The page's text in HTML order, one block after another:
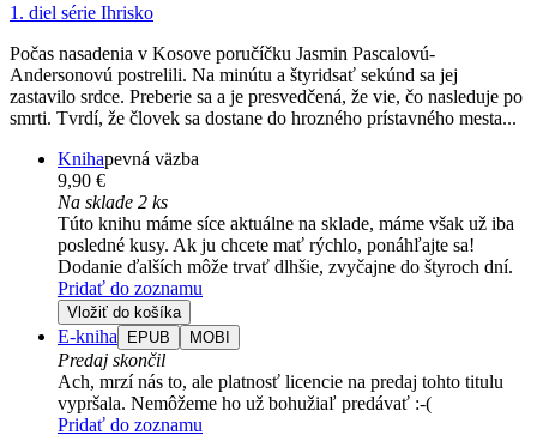
1. diel série Ihrisko
Počas nasadenia v Kosove poručíčku Jasmin Pascalovú-
Andersonovú postrelili. Na minútu a štyridsať sekúnd sa jej
zastavilo srdce. Preberie sa a je presvedčená, že vie, čo nasleduje po
smrti. Tvrdí, že človek sa dostane do hrozného prístavného mesta...
Knihapevná väzba
9,90 €
Na sklade 2 ks
Túto knihu máme síce aktuálne na sklade, máme však už iba
posledné kusy. Ak ju chcete mať rýchlo, ponáhľajte sa!
Dodanie ďalších môže trvať dlhšie, zvyčajne do štyroch dní.
Pridať do zoznamu
Vložiť do košíka
E-kniha EPUB MOBI
Predaj skončil
Ach, mrzí nás to, ale platnosť licencie na predaj tohto titulu
vypršala. Nemôžeme ho už bohužiaľ predávať :-(
Pridať do zoznamu